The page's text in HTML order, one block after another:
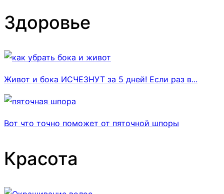
Здоровье
Живот и бока ИСЧЕЗНУТ за 5 дней! Если раз в...
Вот что точно поможет от пяточной шпоры
Красота